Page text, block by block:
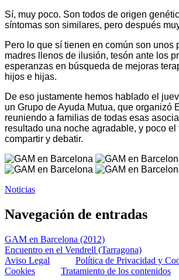
Sí, muy poco. Son todos de origen
síntomas son similares, pero después
Pero lo que sí tienen en común son unos
madres llenos de ilusión, tesón ante los
esperanzas en búsqueda de mejoras
hijos e hijas.
De eso justamente hemos hablado el
un Grupo de Ayuda Mutua, que organizó
reuniendo a familias de todas esas
resultado una noche agradable, y poco el
compartir y debatir.
Noticias
Navegación de entradas
GAM en Barcelona (2012)
Encuentro en el Vendrell (Tarragona)
Aviso Legal
Política de Privacidad y
Cookies
Tratamiento de los contenidos